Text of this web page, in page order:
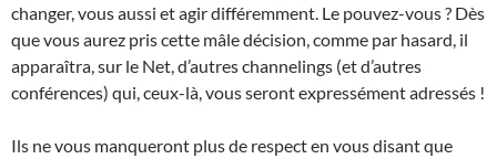
changer, vous aussi et agir différemment. Le pouvez-vous ? Dès
que vous aurez pris cette mâle décision, comme par hasard, il
apparaîtra, sur le Net, d’autres channelings (et d’autres
conférences) qui, ceux-là, vous seront expressément adressés !
Ils ne vous manqueront plus de respect en vous disant que